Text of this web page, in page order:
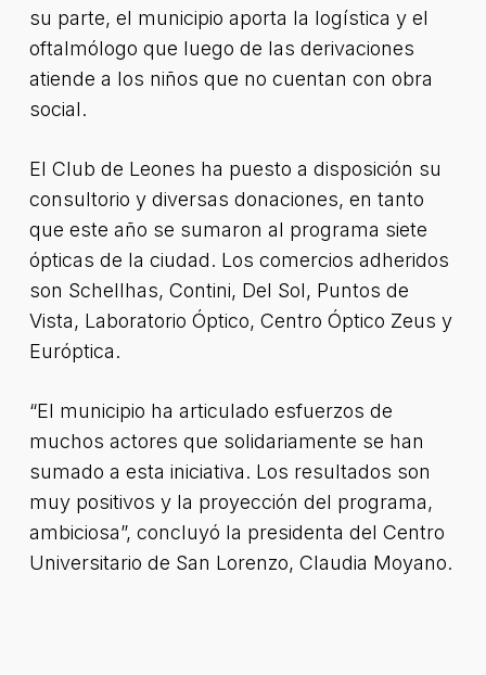
su parte, el municipio aporta la logística y el
oftalmólogo que luego de las derivaciones
atiende a los niños que no cuentan con obra
social.
El Club de Leones ha puesto a disposición su
consultorio y diversas donaciones, en tanto
que este año se sumaron al programa siete
ópticas de la ciudad. Los comercios adheridos
son Schellhas, Contini, Del Sol, Puntos de
Vista, Laboratorio Óptico, Centro Óptico Zeus y
Európtica.
“El municipio ha articulado esfuerzos de
muchos actores que solidariamente se han
sumado a esta iniciativa. Los resultados son
muy positivos y la proyección del programa,
ambiciosa”, concluyó la presidenta del Centro
Universitario de San Lorenzo, Claudia Moyano.